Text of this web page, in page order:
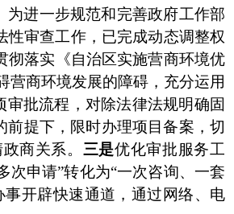
为进一步规范和完善政府工作部
性审查工作， 已完成动态调整权
彻落实《自治区实施营商环境优
营商环境发展的障碍，充分运用
批流程，对除法律法规明确固
提下，限时办理项目备案，切
商关系。 三是优化审批服务工
次申请”转化为“一次咨询、一套
开辟快速通道，通过网络、电